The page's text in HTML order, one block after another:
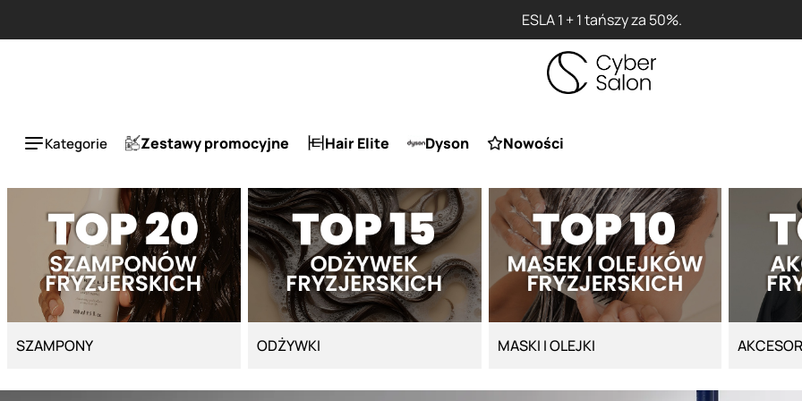
ESLA 1 + 1 tańszy za 50%.
Kategorie Zestawy promocyjne Hair Elite Dyson Nowości
SZAMPONY ODŻYWKI MASKI I OLEJKI